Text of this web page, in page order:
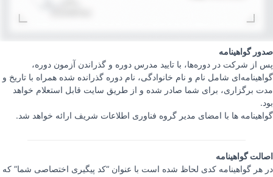
صدور گواهینامه
پس از شرکت در دوره‌ها، با تایید مدرس دوره و گذراندن آزمون دوره،
گواهینامه‌ای شامل نام و نام خانوادگی، نام دوره گذرانده شده همراه با تاریخ و
مدت برگزاری، برای شما صادر شده و از طریق سایت قابل استعلام خواهد
بود.
گواهینامه ها با امضای مدیر گروه فناوری اطلاعات شریف ارائه خواهد شد.
اصالت گواهینامه
در هر گواهینامه کدی لحاظ شده است با عنوان “کد پیگیری اختصاصی شما” که